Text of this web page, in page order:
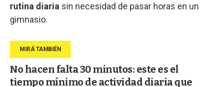
rutina diaria sin necesidad de pasar horas en un
gimnasio.
No hacen falta 30 minutos: este es el
tiempo mínimo de actividad diaria que